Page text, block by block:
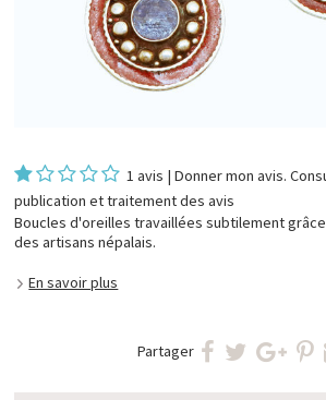
1 avis |Donner mon avis.
publication et traitement des avis
Boucles d'oreilles travaillées subtilement
des artisans népalais.
En savoir plus
Partager